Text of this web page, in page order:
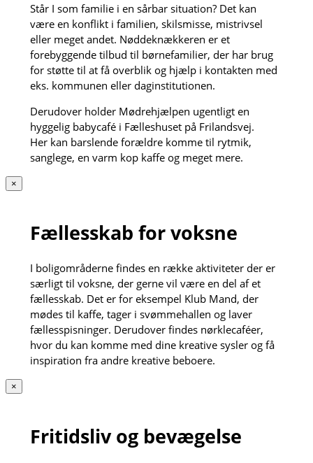
Står I som familie i en sårbar situation? Det kan
være en konflikt i familien, skilsmisse, mistrivsel
eller meget andet. Nøddeknækkeren er et
forebyggende tilbud til børnefamilier, der har brug
for støtte til at få overblik og hjælp i kontakten med
eks. kommunen eller daginstitutionen.
Derudover holder Mødrehjælpen ugentligt en
hyggelig babycafé i Fælleshuset på Frilandsvej.
Her kan barslende forældre komme til rytmik,
sanglege, en varm kop kaffe og meget mere.
×
Fællesskab for voksne
I boligområderne findes en række aktiviteter der er
særligt til voksne, der gerne vil være en del af et
fællesskab. Det er for eksempel Klub Mand, der
mødes til kaffe, tager i svømmehallen og laver
fællesspisninger. Derudover findes nørklecaféer,
hvor du kan komme med dine kreative sysler og få
inspiration fra andre kreative beboere.
×
Fritidsliv og bevægelse